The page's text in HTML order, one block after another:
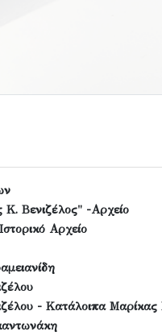
Κ. Βενιζέλος" -Αρχείο
Αρχείο
- Κατάλοιπα Μαρίκας